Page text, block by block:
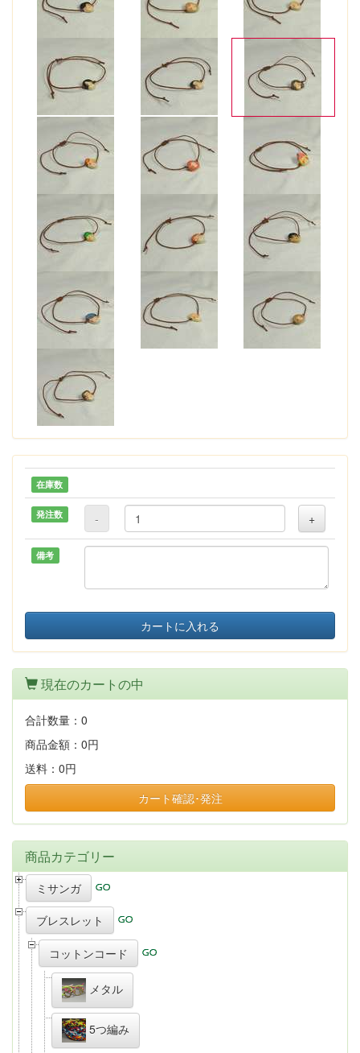
在庫数
発注数 - +
備考
カートに入れる
現在のカートの中
合計数量： 0
商品金額： 0円
送料： 0円
カート確認･発注
商品カテゴリー
ミサンガ
ブレスレット
コットンコード
メタル
5つ編み